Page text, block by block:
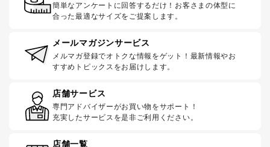
簡単なアンケートに回答するだけ！お客さまの体型に
合った最適なサイズをご提案します。
メールマガジンサービス
メルマガ登録でオトクな情報をゲット！最新情報やお
すすめトピックスをお届けします。
店舗サービス
専門アドバイザーがお買い物をサポート！
充実したサービスを是非ご利用ください。
店舗一覧